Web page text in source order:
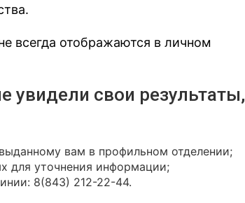
всегда отображаются в личном
увидели свои результаты,
вам в профильном отделении;
для уточнения информации;
8(843) 212-22-44.